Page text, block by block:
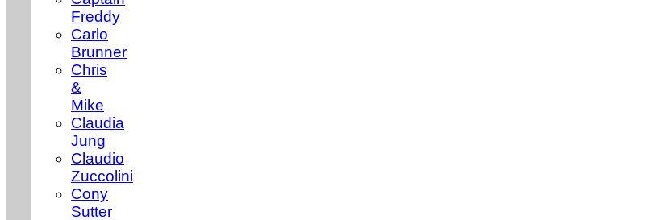
Freddy
Carlo
Brunner
Chris
&
Mike
Claudia
Jung
Claudio
Zuccolini
Cony
Sutter